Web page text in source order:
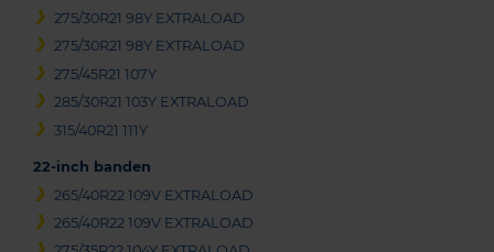
275/30R21 98Y EXTRALOAD
275/30R21 98Y EXTRALOAD
275/45R21 107Y
285/30R21 103Y EXTRALOAD
315/40R21 111Y
22-inch banden
265/40R22 109V EXTRALOAD
265/40R22 109V EXTRALOAD